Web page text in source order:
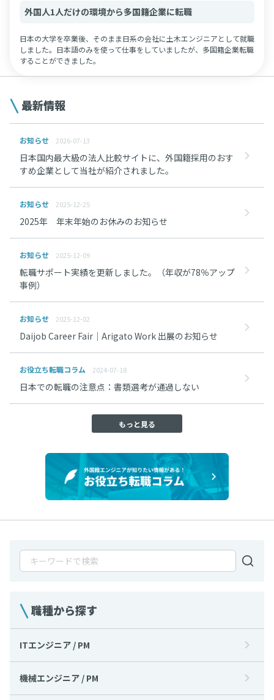
外国人1人だけの環境から多国籍企業に転職
日本の大学を卒業後、そのまま日系の会社に土木エンジニアとして就職
しました。日本語のみを使って仕事をしていましたが、多国籍企業転職
することができました。
職種から探す
ITエンジニア / PM
機械エンジニア / PM
最新情報
お知らせ 2026-07-13
日本国内最大級の法人比較サイトに、外国籍採用のおす
すめ企業として当社が紹介されました。
お知らせ 2025-12-25
2025年 年末年始のお休みのお知らせ
お知らせ 2025-12-09
転職サポート実績を更新しました。（年収が78％アップ
事例）
お知らせ 2025-12-02
Daijob Career Fair｜Arigato Work 出展のお知らせ
お役立ち転職コラム 2024-07-18
日本での転職の注意点：書類選考が通過しない
もっと見る